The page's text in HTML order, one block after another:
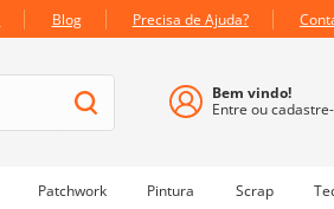
Blog Precisa de Ajuda?
Patchwork Pintura Scrap